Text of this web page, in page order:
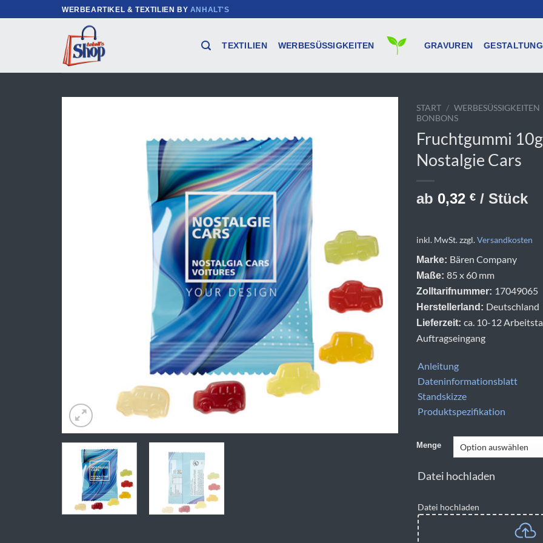
Inhalt
WERBEARTIKEL & TEXTILIEN BY ANHALT'S
TEXTILIEN WERBESÜSSIGKEITEN GRAVUREN
START / WERBESÜSSIGKEITEN
BONBONS
Fruchtgummi
Nostalgie Cars
ab 0,32 € / Stück
inkl. MwSt.zzgl.Versandkosten
Marke: Bären Company
Maße: 85 x 60 mm
Zolltarifnummer: 17049065
Herstellerland: Deutschland
Lieferzeit: ca. 10-12
Auftragseingang
Anleitung
Dateninformationsblatt
Standskizze
Produktspezifikation
Menge
Datei hochladen
Datei hochladen